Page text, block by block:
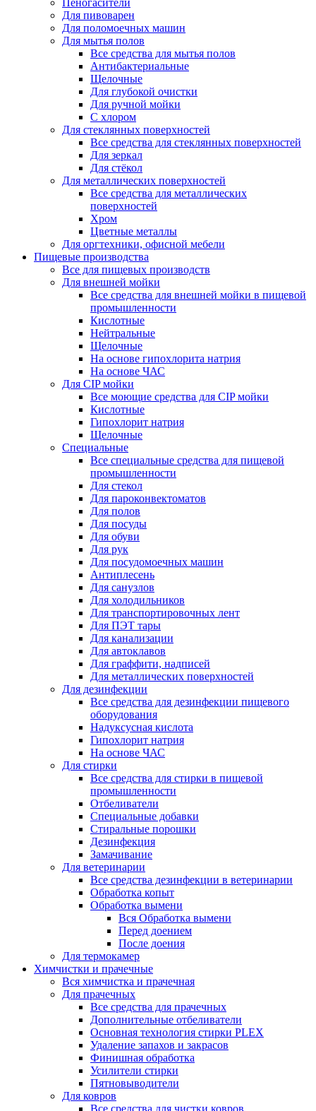
Пеногасители
Для пивоварен
Для поломоечных машин
Для мытья полов
Все средства для мытья полов
Антибактериальные
Щелочные
Для глубокой очистки
Для ручной мойки
С хлором
Для стеклянных поверхностей
Все средства для стеклянных поверхностей
Для зеркал
Для стёкол
Для металлических поверхностей
Все средства для металлических
поверхностей
Хром
Цветные металлы
Для оргтехники, офисной мебели
Пищевые производства
Все для пищевых производств
Для внешней мойки
Все средства для внешней мойки в пищевой
промышленности
Кислотные
Нейтральные
Щелочные
На основе гипохлорита натрия
На основе ЧАС
Для CIP мойки
Все моющие средства для CIP мойки
Кислотные
Гипохлорит натрия
Щелочные
Специальные
Все специальные средства для пищевой
промышленности
Для стекол
Для пароконвектоматов
Для полов
Для посуды
Для обуви
Для рук
Для посудомоечных машин
Антиплесень
Для санузлов
Для холодильников
Для транспортировочных лент
Для ПЭТ тары
Для канализации
Для автоклавов
Для граффити, надписей
Для металлических поверхностей
Для дезинфекции
Все средства для дезинфекции пищевого
оборудования
Надуксусная кислота
Гипохлорит натрия
На основе ЧАС
Для стирки
Все средства для стирки в пищевой
промышленности
Отбеливатели
Специальные добавки
Стиральные порошки
Дезинфекция
Замачивание
Для ветеринарии
Все средства дезинфекции в ветеринарии
Обработка копыт
Обработка вымени
Вся Обработка вымени
Перед доением
После доения
Для термокамер
Химчистки и прачечные
Вся химчистка и прачечная
Для прачечных
Все средства для прачечных
Дополнительные отбеливатели
Основная технология стирки PLEX
Удаление запахов и закрасов
Финишная обработка
Усилители стирки
Пятновыводители
Для ковров
Все средства для чистки ковров